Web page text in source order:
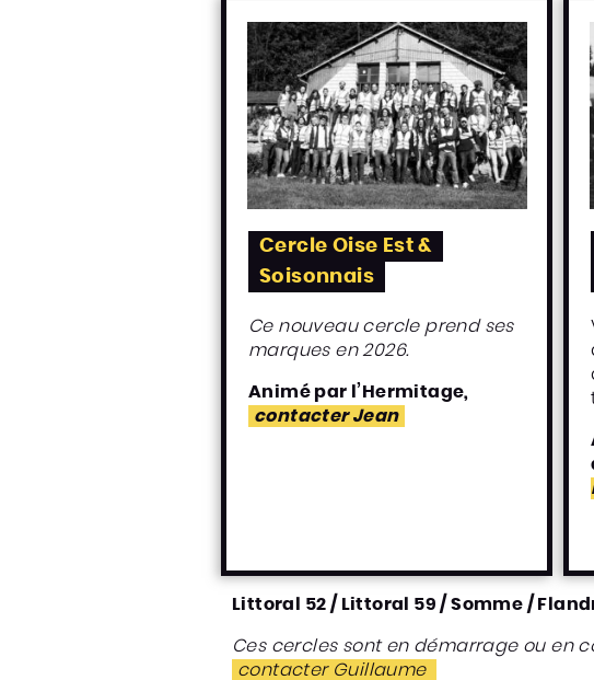
Cercle Oise Est &
Soisonnais
Ce nouveau cercle prend ses
marques en 2026.
Animé par l’Hermitage,
contacter Jean
Littoral 52 / Littoral 59 / Somme /
Ces cercles sont en démarrage ou en
contacter Guillaume